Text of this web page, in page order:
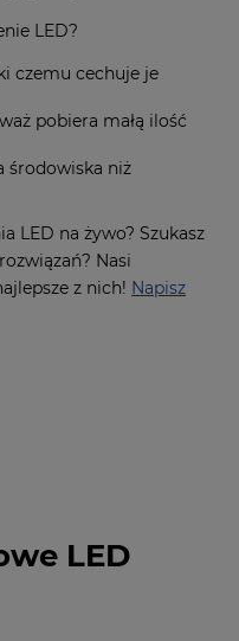
LED?
czemu cechuje je
pobiera małą ilość
środowiska niż
LED na żywo? Szukasz
Nasi
z nich! Napisz
LED